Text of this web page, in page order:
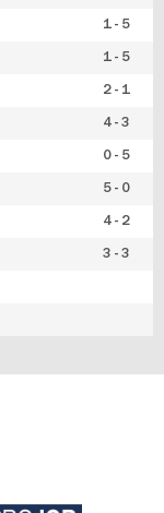
1 - 5
1 - 5
2 - 1
4 - 3
0 - 5
5 - 0
4 - 2
3 - 3